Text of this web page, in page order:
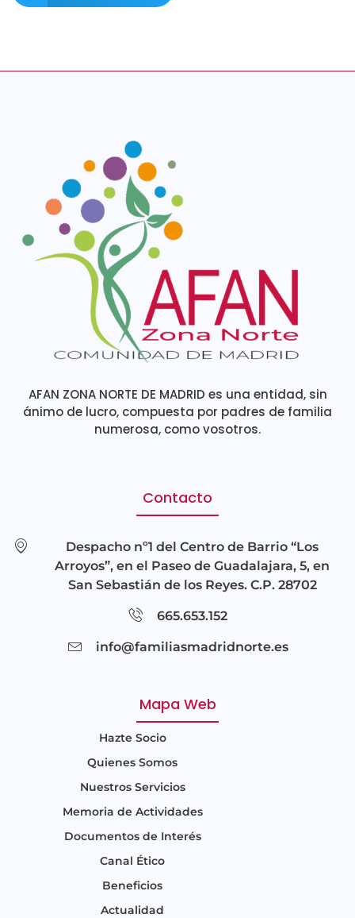
AFAN ZONA NORTE DE MADRID es una entidad, sin
ánimo de lucro, compuesta por padres de familia
numerosa, como vosotros.
Contacto
Despacho nº1 del Centro de Barrio “Los
Arroyos”, en el Paseo de Guadalajara, 5, en
San Sebastián de los Reyes. C.P. 28702
665.653.152
info@familiasmadridnorte.es
Mapa Web
Hazte Socio
Quienes Somos
Nuestros Servicios
Memoria de Actividades
Documentos de Interés
Canal Ético
Beneficios
Actualidad